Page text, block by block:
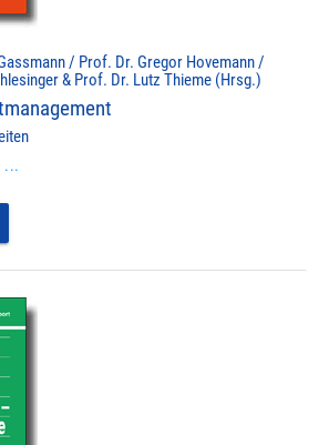
/ Prof. Dr. Gregor Hovemann /
& Prof. Dr. Lutz Thieme (Hrsg.)
...